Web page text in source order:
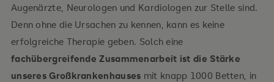
Augenärzte, Neurologen und Kardiologen zur Stelle sind.
Denn ohne die Ursachen zu kennen, kann es keine
erfolgreiche Therapie geben. Solch eine
fachübergreifende Zusammenarbeit ist die Stärke
unseres Großkrankenhauses mit knapp 1000 Betten, in